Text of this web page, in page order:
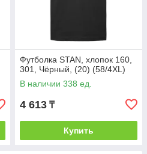
Футболка STAN, хлопок 160,
301, Чёрный, (20) (58/4XL)
В наличии 338 ед.
4 613 ₸
Купить